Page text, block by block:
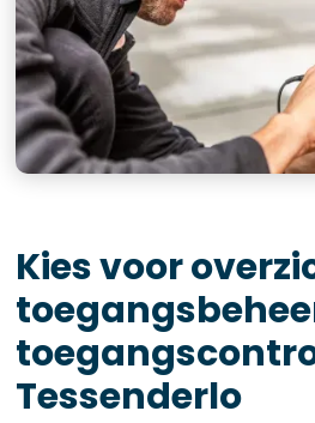
Kies voor
Tessenderlo